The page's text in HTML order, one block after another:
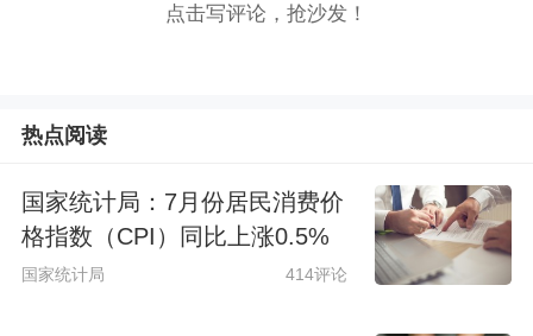
点击写评论，抢沙发！
热点阅读
国家统计局：7月份居民消费价
格指数（CPI）同比上涨0.5%
国家统计局 414评论